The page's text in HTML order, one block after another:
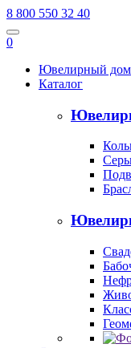
8 800 550 32 40
0
Ювелирный дом
Каталог